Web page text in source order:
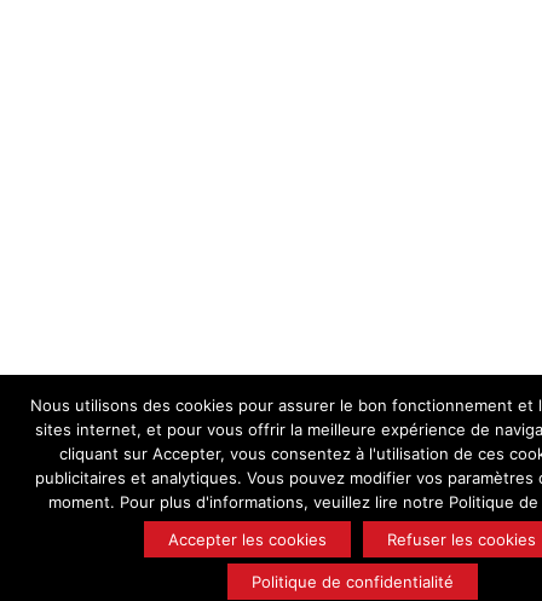
Nous utilisons des cookies pour assurer le bon fonctionnement et
sites internet, et pour vous offrir la meilleure expérience de
cliquant sur Accepter, vous consentez à l'utilisation de ces
publicitaires et analytiques. Vous pouvez modifier vos paramètres
moment. Pour plus d'informations, veuillez lire notre Politique
Accepter les cookies
Refuser les cookies
Politique de confidentialité